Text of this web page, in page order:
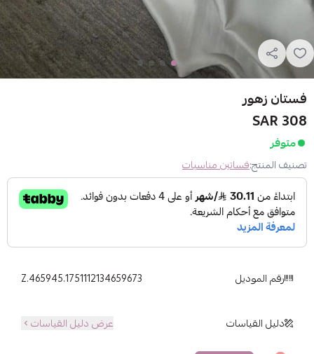
فستان زهور
308 SAR
متوفر
تصنيف المنتج:فساتين مناسبات
رقم الموديل Z.465945.1751112134659673
دليل القياسات عرض دليل القياسات